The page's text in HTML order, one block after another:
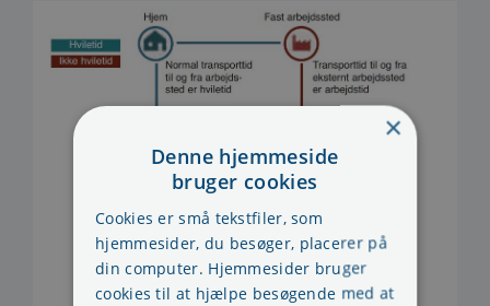
×
Denne hjemmeside
bruger cookies
Cookies er små tekstfiler, som
hjemmesider, du besøger, placerer på
din computer. Hjemmesider bruger
cookies til at hjælpe besøgende med at